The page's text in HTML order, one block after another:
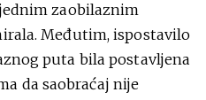
zaobilaznim
Međutim, ispostavilo
puta bila postavljena
da saobraćaj nije